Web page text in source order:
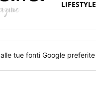
LIFESTYLE
alle tue fonti Google preferite